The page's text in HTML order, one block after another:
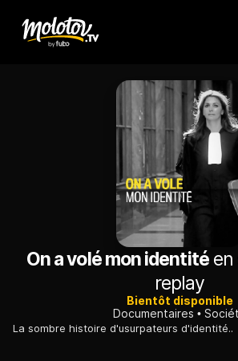
On a volé mon identitéen
replay
Bientôt disponible
Documentaires
La sombre histoire d'usurpateurs d'identité..